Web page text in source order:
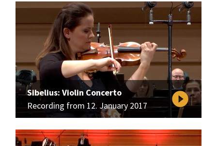
Sibelius: Violin Concerto
Recording from 12. January 2017
play_circle_filled